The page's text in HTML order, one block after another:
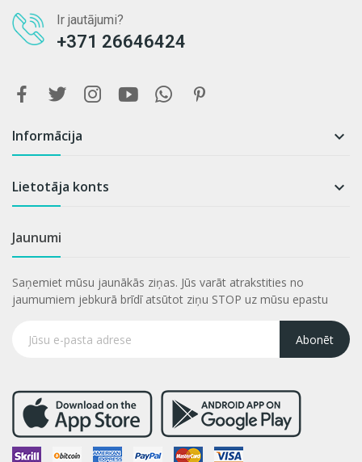
Ir jautājumi?
+371 26646424
Informācija 
Lietotāja konts 
Jaunumi
Saņemiet mūsu jaunākās ziņas. Jūs varāt atrakstities no
jaumumiem jebkurā brīdī atsūtot ziņu STOP uz mūsu epastu
Abonēt